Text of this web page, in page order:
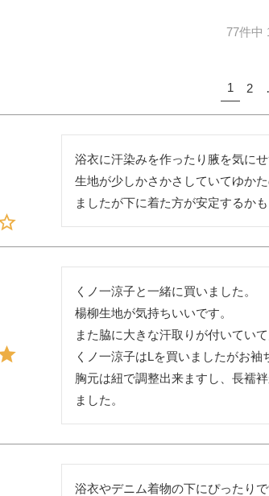
77件中
1 2
浴衣に汗染みを作ったり腋を気に
生地が少しかさかさしていてゆか
くノ一涼子と一緒に買いました。
楊柳生地が気持ちいいです。
また脇に大きな汗取りが付いてい
くノ一涼子はLを買いましたがお袖
胸元は紐で調整出来ますし、長襦
ました。
浴衣やデニム着物の下にぴったりで